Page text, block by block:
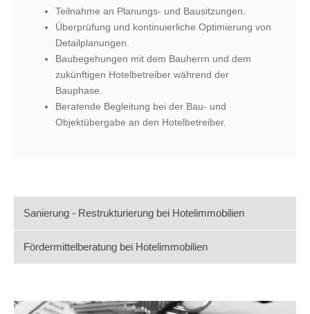
Teilnahme an Planungs- und Bausitzungen.
Überprüfung und kontinuierliche Optimierung von
Detailplanungen.
Baubegehungen mit dem Bauherrn und dem
zukünftigen Hotelbetreiber während der
Bauphase.
Beratende Begleitung bei der Bau- und
Objektübergabe an den Hotelbetreiber.
Sanierung - Restrukturierung bei Hotelimmobilien
Fördermittelberatung bei Hotelimmobilien